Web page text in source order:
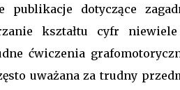
dotyczące
kształtu cyfr
ćwiczenia
uważana za trudny